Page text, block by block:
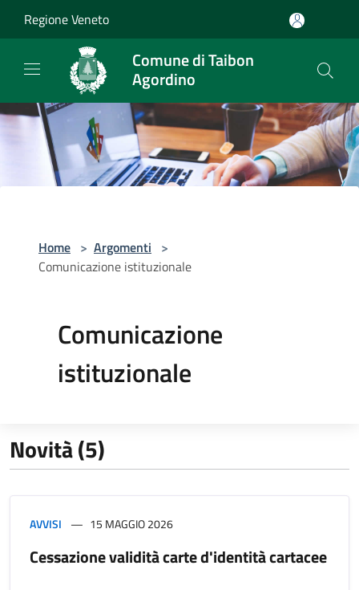
Regione Veneto
Comune di Taibon
Agordino
Home > Argomenti >
Comunicazione istituzionale
Comunicazione
istituzionale
Novità (5)
AVVISI 15 MAGGIO 2026
Cessazione validità carte d'identità cartacee